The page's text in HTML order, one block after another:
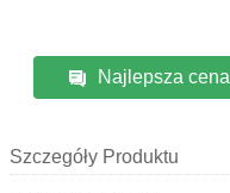
Najlepsza cena
Szczegóły Produktu